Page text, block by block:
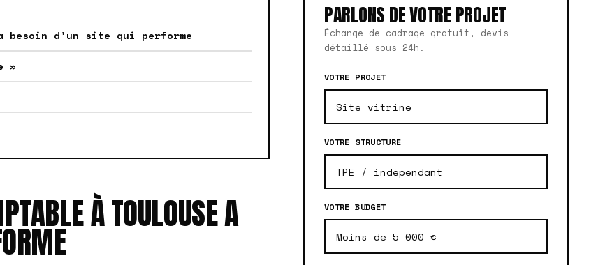
besoin d'un site qui performe
»
À TOULOUSE A
PARLONS DE VOTRE PROJET
Échange de cadrage gratuit, devis
détaillé sous 24h.
VOTRE PROJET
VOTRE STRUCTURE
VOTRE BUDGET